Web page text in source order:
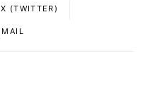
X (TWITTER)
MAIL